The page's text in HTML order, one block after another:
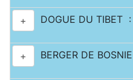
+ DOGUE DU TIBET
+ BERGER DE